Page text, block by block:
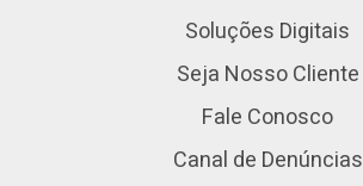
Soluções Digitais
Seja Nosso Cliente
Fale Conosco
Canal de Denúncias